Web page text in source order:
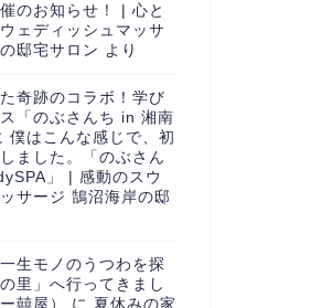
のお知らせ！ | 心と
ェディッシュマッサ
邸宅サロン より
奇跡のコラボ！学び
「のぶさんち in 湘南
僕はこんな感じで、初
ました。「のぶさん
」 | 感動のスウ
サージ 鵠沼海岸の邸
生モノのうつわを探
里」へ行ってきまし
囍屋）
に 夏休みの家